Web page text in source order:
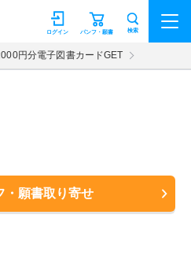
パンフ・願書
ログイン 検索
円分電子図書カードGET
・願書取り寄せ